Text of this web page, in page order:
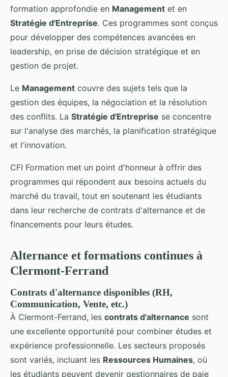
formation approfondie en Management et en
Stratégie d'Entreprise. Ces programmes sont conçus
pour développer des compétences avancées en
leadership, en prise de décision stratégique et en
gestion de projet.
Le Management couvre des sujets tels que la
gestion des équipes, la négociation et la résolution
des conflits. La Stratégie d'Entreprise se concentre
sur l'analyse des marchés, la planification stratégique
et l'innovation.
CFI Formation met un point d'honneur à offrir des
programmes qui répondent aux besoins actuels du
marché du travail, tout en soutenant les étudiants
dans leur recherche de contrats d'alternance et de
financements pour leurs études.
Alternance et formations continues à
Clermont-Ferrand
Contrats d'alternance disponibles (RH,
Communication, Vente, etc.)
À Clermont-Ferrand, les contrats d'alternance sont
une excellente opportunité pour combiner études et
expérience professionnelle. Les secteurs proposés
sont variés, incluant les Ressources Humaines, où
les étudiants peuvent devenir gestionnaires de paie